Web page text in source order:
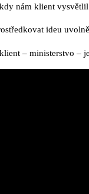
nám klient
ideu
– ​​ministerstvo –